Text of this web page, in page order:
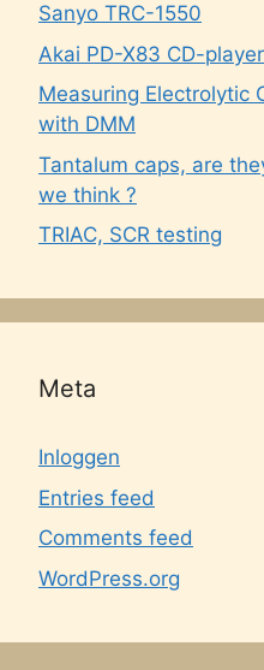
Sanyo TRC-1550
Akai PD-X83 CD-player
Measuring Electrolytic
with DMM
Tantalum caps, are
we think ?
TRIAC, SCR testing
Meta
Inloggen
Entries feed
Comments feed
WordPress.org